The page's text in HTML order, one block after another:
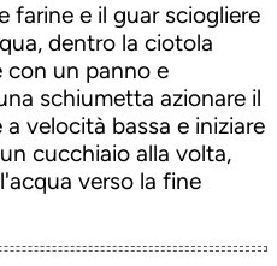
farine e il guar sciogliere
dentro la ciotola
con un panno e
schiumetta azionare il
velocità bassa e iniziare
cucchiaio alla volta,
verso la fine